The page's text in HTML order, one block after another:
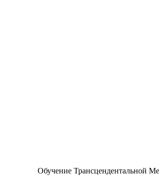
Обучение Трансцендентальной